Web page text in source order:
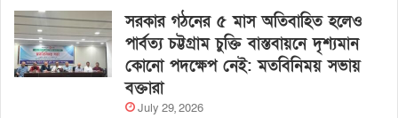
সরকার গঠনের ৫ মাস অতিবাহিত হলেও
পার্বত্য চট্টগ্রাম চুক্তি বাস্তবায়নে দৃশ্যমান
কোনো পদক্ষেপ নেই: মতবিনিময় সভায়
বক্তারা
July 29, 2026